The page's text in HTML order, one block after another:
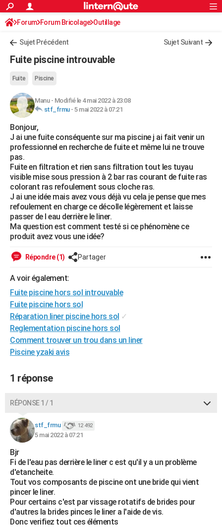
ACTUALITÉS
Politique
Société
Faits Divers
Education
Monde
Villes
+
AUTO
Essais
Réserver un essai
Citadines
Berlines
SUV
Forum auto
+HIGH-TECH
Mobiles
Meilleur smartphone
Internet
Ordinateurs
Jeux vidéo
Guide high-tech
+BRICOLAGE
Forum
Aménagement intérieur
Extérieur
Cuisine
Salle de bains
Jardinage
Rangement
WEEK-END
Guides de France
Escapades
Patrimoine
Expositions
Musées
Week-end nature
+LIFESTYLE
Art de vivre
Bien-être
Loisirs
Mode
Modes de vie
SANTE
Alimentation
Guide de la santé
Maladies
Médicaments
Sommeil
VOYAGE
Destinations
City break
Voyage nature
Voyage de noces
Forum
PHOTO
GUIDES D'ACHAT
BONS PLANS
CARTE DE VOEUX
Carte de Noël
Carte Bonne année
Carte Saint-Valentin
Carte Pâques
Carte d'anniversaire
DICTIONNAIRE
Dictionnaire
Biographies
Citations
Expressions
Proverbes
PROGRAMME TV
COPAINS D'AVANT
S'inscrire
Se connecter
Lycées
Collèges
Primaires
Universités
Entreprises
Service militaire
Avis de recherche
AVIS DE DÉCÈS
S'inscrire
Connexion
Forum Forum Bricolage Outillage
Sujet Précédent Sujet Suivant
Fuite piscine introuvable
Fuite Piscine
Manu- Modifié le 4 mai 2022 à 23:08
stf_frmu- 5 mai 2022 à 07:21
Bonjour,
J ai une fuite conséquente sur ma piscine j ai fait venir un
professionnel en recherche de fuite et même lui ne trouve
pas.
Fuite en filtration et rien sans filtration tout les tuyau
visible mise sous pression à 2 bar ras courant de fuite ras
colorant ras refoulement sous cloche ras.
J ai une idée mais avez vous déjà vu cela je pense que mes
refoulement en charge ce décolle légèrement et laisse
passer de l eau derrière le liner.
Ma question est comment testé si ce phénomène ce
produit avez vous une idée?
Répondre (1) Partager
A voir également:
Fuite piscine hors sol introuvable
Fuite piscine hors sol
Réparation liner piscine hors sol ✓
Reglementation piscine hors sol
Comment trouver un trou dans un liner
Piscine yzaki avis
1 réponse
RÉPONSE 1 / 1
stf_frmu 12 492
5 mai 2022 à 07:21
Bjr
Fi de l'eau pas derrière le liner c est qu'il y a un problème
d'etancheite.
Tout vos composants de piscine ont une bride qui vient
pincer le liner.
Pour certains c'est par vissage rotatifs de brides pour
d'autres la brides pinces le liner a l'aide de vis.
Donc verifiez tout ces éléments